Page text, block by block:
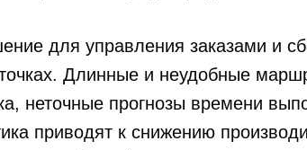
для управления заказами и
Длинные и неудобные
неточные прогнозы времени
приводят к снижению